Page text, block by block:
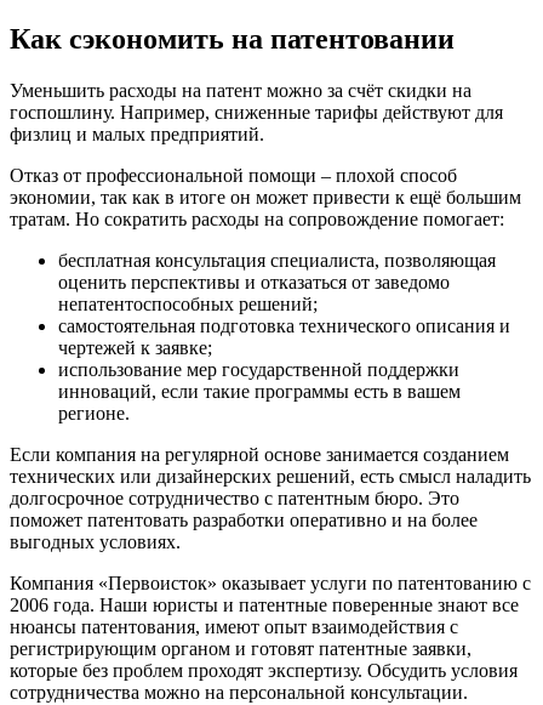
Как сэкономить на патентовании
Уменьшить расходы на патент можно за счёт скидки на
госпошлину. Например, сниженные тарифы действуют для
физлиц и малых предприятий.
Отказ от профессиональной помощи – плохой способ
экономии, так как в итоге он может привести к ещё большим
тратам. Но сократить расходы на сопровождение помогает:
бесплатная консультация специалиста, позволяющая
оценить перспективы и отказаться от заведомо
непатентоспособных решений;
самостоятельная подготовка технического описания и
чертежей к заявке;
использование мер государственной поддержки
инноваций, если такие программы есть в вашем
регионе.
Если компания на регулярной основе занимается созданием
технических или дизайнерских решений, есть смысл наладить
долгосрочное сотрудничество с патентным бюро. Это
поможет патентовать разработки оперативно и на более
выгодных условиях.
Компания «Первоисток» оказывает услуги по патентованию с
2006 года. Наши юристы и патентные поверенные знают все
нюансы патентования, имеют опыт взаимодействия с
регистрирующим органом и готовят патентные заявки,
которые без проблем проходят экспертизу. Обсудить условия
сотрудничества можно на персональной консультации.